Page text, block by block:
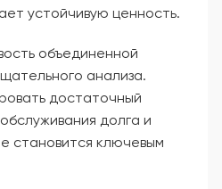
устойчивую ценность.
объединенной
анализа.
достаточный
долга и
становится ключевым